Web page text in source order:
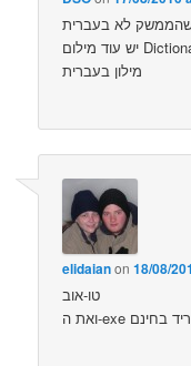
יש עוד מילום Dictionary של OpenOffice, אבל לא מצאתי שם
מילון בעברית
elidaianon18/08/
טו-אוב